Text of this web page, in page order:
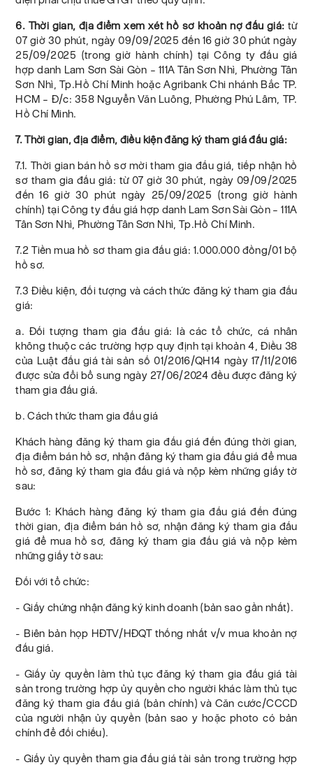
6. Thời gian, địa điểm xem xét hồ sơ khoản nợ đấu giá: từ
07 giờ 30 phút, ngày 09/09/2025 đến 16 giờ 30 phút ngày
25/09/2025 (trong giờ hành chính) tại Công ty đấu giá
hợp danh Lam Sơn Sài Gòn – 111A Tân Sơn Nhì, Phường Tân
Sơn Nhì, Tp.Hồ Chí Minh hoặc Agribank Chi nhánh Bắc TP.
HCM – Đ/c: 358 Nguyễn Văn Luông, Phường Phú Lâm, TP.
Hồ Chí Minh.
7. Thời gian, địa điểm, điều kiện đăng ký tham giá đấu giá:
7.1. Thời gian bán hồ sơ mời tham gia đấu giá, tiếp nhận hồ
sơ tham gia đấu giá: từ 07 giờ 30 phút, ngày 09/09/2025
đến 16 giờ 30 phút ngày 25/09/2025 (trong giờ hành
chính) tại Công ty đấu giá hợp danh Lam Sơn Sài Gòn – 111A
Tân Sơn Nhì, Phường Tân Sơn Nhì, Tp.Hồ Chí Minh.
7.2 Tiền mua hồ sơ tham gia đấu giá: 1.000.000 đồng/01 bộ
hồ sơ.
7.3 Điều kiện, đối tượng và cách thức đăng ký tham gia đấu
giá:
a. Đối tượng tham gia đấu giá: là các tổ chức, cá nhân
không thuộc các trường hợp quy định tại khoản 4, Điều 38
của Luật đấu giá tài sản số 01/2016/QH14 ngày 17/11/2016
được sửa đổi bổ sung ngày 27/06/2024 đều được đăng ký
tham gia đấu giá.
b. Cách thức tham gia đấu giá
Khách hàng đăng ký tham gia đấu giá đến đúng thời gian,
địa điểm bán hồ sơ, nhận đăng ký tham gia đấu giá để mua
hồ sơ, đăng ký tham gia đấu giá và nộp kèm những giấy tờ
sau:
Bước 1: Khách hàng đăng ký tham gia đấu giá đến đúng
thời gian, địa điểm bán hồ sơ, nhận đăng ký tham gia đấu
giá để mua hồ sơ, đăng ký tham gia đấu giá và nộp kèm
những giấy tờ sau:
Đối với tổ chức:
- Giấy chứng nhận đăng ký kinh doanh (bản sao gần nhất).
- Biên bản họp HĐTV/HĐQT thống nhất v/v mua khoản nợ
đấu giá.
- Giấy ủy quyền làm thủ tục đăng ký tham gia đấu giá tài
sản trong trường hợp ủy quyền cho người khác làm thủ tục
đăng ký tham gia đấu giá (bản chính) và Căn cước/CCCD
của người nhận ủy quyền (bản sao y hoặc photo có bản
chính để đối chiếu).
- Giấy ủy quyền tham gia đấu giá tài sản trong trường hợp